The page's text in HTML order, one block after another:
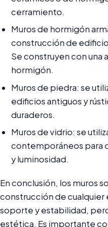
cerramiento.
Muros de hormigón
construcción de
Se construyen con una
hormigón.
Muros de piedra: se
edificios antiguos y
duraderos.
Muros de vidrio: se
contemporáneos para
y luminosidad.
En conclusión, los muros
construcción de cualquier
soporte y estabilidad,
estética. Es importante